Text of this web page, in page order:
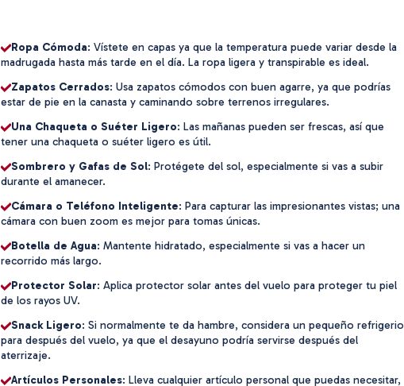
Ropa Cómoda: Vístete en capas ya que la temperatura puede variar desde la
madrugada hasta más tarde en el día. La ropa ligera y transpirable es ideal.
Zapatos Cerrados: Usa zapatos cómodos con buen agarre, ya que podrías
estar de pie en la canasta y caminando sobre terrenos irregulares.
Una Chaqueta o Suéter Ligero: Las mañanas pueden ser frescas, así que
tener una chaqueta o suéter ligero es útil.
Sombrero y Gafas de Sol: Protégete del sol, especialmente si vas a subir
durante el amanecer.
Cámara o Teléfono Inteligente: Para capturar las impresionantes vistas; una
cámara con buen zoom es mejor para tomas únicas.
Botella de Agua: Mantente hidratado, especialmente si vas a hacer un
recorrido más largo.
Protector Solar: Aplica protector solar antes del vuelo para proteger tu piel
de los rayos UV.
Snack Ligero: Si normalmente te da hambre, considera un pequeño refrigerio
para después del vuelo, ya que el desayuno podría servirse después del
aterrizaje.
Artículos Personales: Lleva cualquier artículo personal que puedas necesitar,